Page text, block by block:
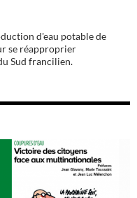
d'eau potable de
se réapproprier
Sud francilien.